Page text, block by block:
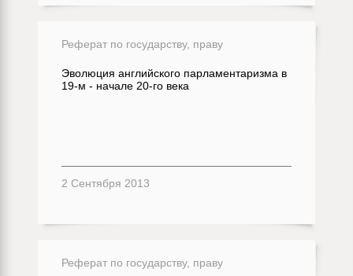
Реферат по государству, праву
Эволюция английского парламентаризма в
19-м - начале 20-го века
2 Сентября 2013
Реферат по государству, праву